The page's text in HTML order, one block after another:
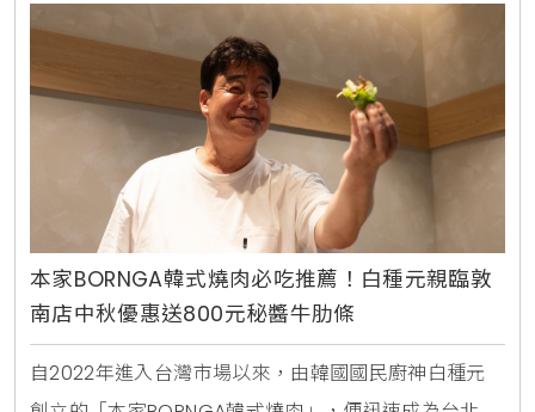
本家BORNGA韓式燒肉必吃推薦！白種元親臨敦
南店中秋優惠送800元秘醬牛肋條
自2022年進入台灣市場以來，由韓國國民廚神白種元